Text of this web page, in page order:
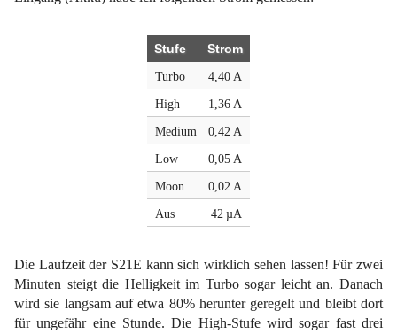
Stufe Strom
Turbo
4,40 A
High
1,36 A
Medium
0,42 A
Low
0,05 A
Moon
0,02 A
Aus
42 µA
Die Laufzeit der S21E kann sich wirklich sehen lassen! Für zwei
Minuten steigt die Helligkeit im Turbo sogar leicht an. Danach
wird sie langsam auf etwa 80% herunter geregelt und bleibt dort
für ungefähr eine Stunde. Die High-Stufe wird sogar fast drei